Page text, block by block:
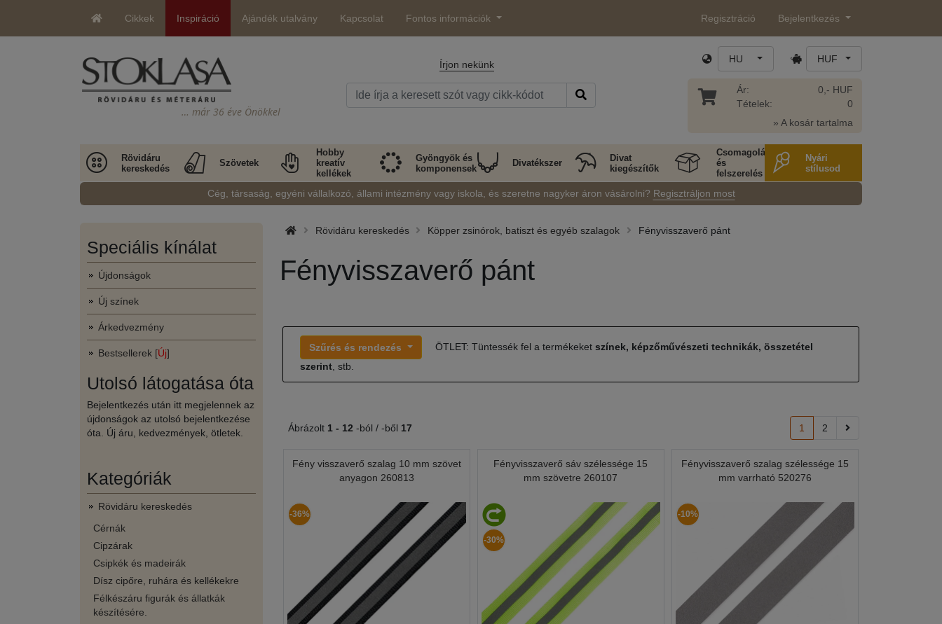
Cikkek Inspiráció Ajándék utalvány Kapcsolat Fontos információk Regisztráció Bejelentkezés
… már 36 éve Önökkel
Írjon nekünk HU HUF
Ár:
Tételek:
0,- HUF
0
» A kosár tartalma
Rövidáru
kereskedés
Szövetek
Hobby
kreatív
kellékek
Gyöngyök és
komponensek
Divatékszer
Divat
kiegészítők
Csomagolás
és
felszerelés
Nyári
stílusod
Cég, társaság, egyéni vállalkozó, állami intézmény vagy iskola, és szeretne nagyker áron vásárolni? Regisztráljon most
Speciális kínálat
Újdonságok
Új színek
Árkedvezmény
Bestsellerek [Új]
Utolsó látogatása óta
Bejelentkezés után itt megjelennek az
újdonságok az utolsó bejelentkezése
óta. Új áru, kedvezmények, ötletek.
Kategóriák
Rövidáru kereskedés
Cérnák
Cipzárak
Csipkék és madeirák
Dísz cipőre, ruhára és kellékekre
Félkészáru figurák és állatkák
készítésére.
Rövidáru kereskedés Köpper zsinórok, batiszt és egyéb szalagok Fényvisszaverő pánt
Fényvisszaverő pánt
Szűrés és rendezés ÖTLET: Tüntessék fel a termékeket színek, képzőművészeti technikák, összetétel
szerint , stb.
Ábrázolt 1 - 12 -ból / -ből 17 1 2
Fény visszaverő szalag 10 mm szövet
anyagon 260813
-36%
Fényvisszaverő sáv szélessége 15
mm szövetre 260107
-30%
Fényvisszaverő szalag szélessége 15
mm varrható 520276
-10%